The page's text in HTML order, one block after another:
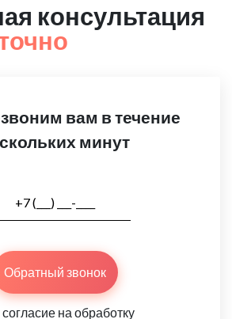
консультация
вам в течение
минут
Обратный звонок
на обработку